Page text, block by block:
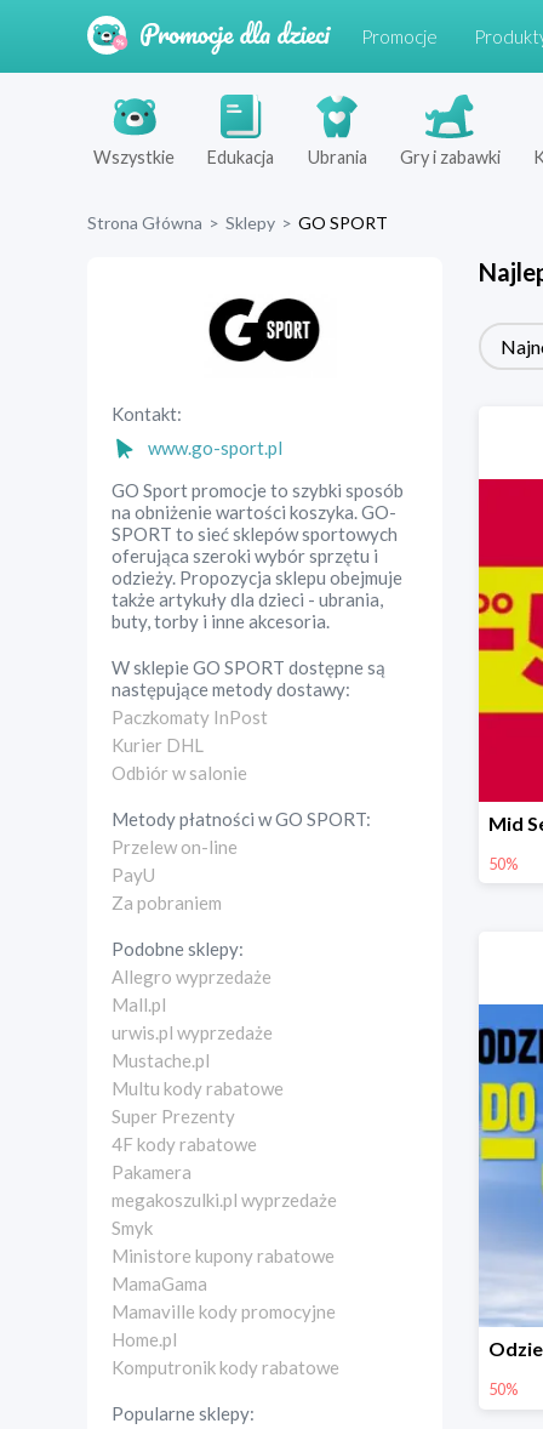
Promocje
Wszystkie Edukacja Ubrania Gry i zabawki
Strona Główna > Sklepy > GO SPORT
Kontakt:
www.go-sport.pl
GO Sport promocje to szybki sposób
na obniżenie wartości koszyka. GO-
SPORT to sieć sklepów sportowych
oferująca szeroki wybór sprzętu i
odzieży. Propozycja sklepu obejmuje
także artykuły dla dzieci - ubrania,
buty, torby i inne akcesoria.
W sklepieGO SPORT dostępne są
następujące metody dostawy:
Paczkomaty InPost
Kurier DHL
Odbiór w salonie
Metody płatności wGO SPORT:
Przelew on-line
PayU
Za pobraniem
Podobne sklepy:
Allegro wyprzedaże
Mall.pl
urwis.pl wyprzedaże
Mustache.pl
Multu kody rabatowe
Super Prezenty
4F kody rabatowe
Pakamera
megakoszulki.pl wyprzedaże
Smyk
Ministore kupony rabatowe
MamaGama
Mamaville kody promocyjne
Home.pl
Komputronik kody rabatowe
Popularne sklepy:
50%
50%